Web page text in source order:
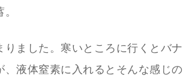
ました。寒いところに行くとバ
液体窒素に入れるとそんな感じ